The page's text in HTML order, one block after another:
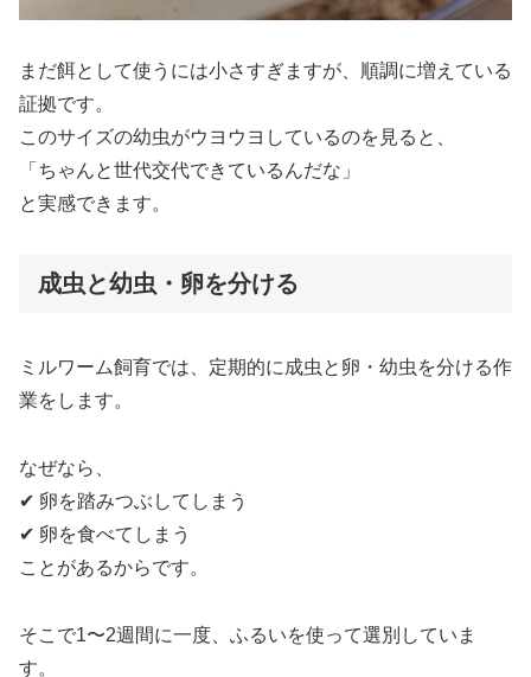
まだ餌として使うには小さすぎますが、順調に増えている
証拠です。
このサイズの幼虫がウヨウヨしているのを見ると、
「ちゃんと世代交代できているんだな」
と実感できます。
成虫と幼虫・卵を分ける
ミルワーム飼育では、定期的に成虫と卵・幼虫を分ける作
業をします。
なぜなら、
✔ 卵を踏みつぶしてしまう
✔ 卵を食べてしまう
ことがあるからです。
そこで1〜2週間に一度、ふるいを使って選別していま
す。